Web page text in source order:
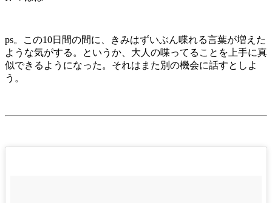
ps。この10日間の間に、きみはずいぶん喋れる言葉が増えた
ような気がする。というか、大人の喋ってることを上手に真
似できるようになった。それはまた別の機会に話すとしよ
う。